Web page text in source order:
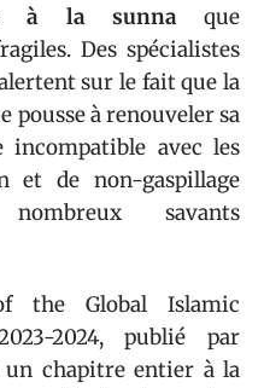
à la sunnaque
Des spécialistes
sur le fait que la
pousse à renouveler sa
avec les
et de non-gaspillage
savants
the Global Islamic
2024, publié par
un chapitre entier à la